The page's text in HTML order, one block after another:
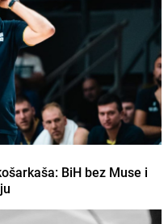
BiH bez Muse i